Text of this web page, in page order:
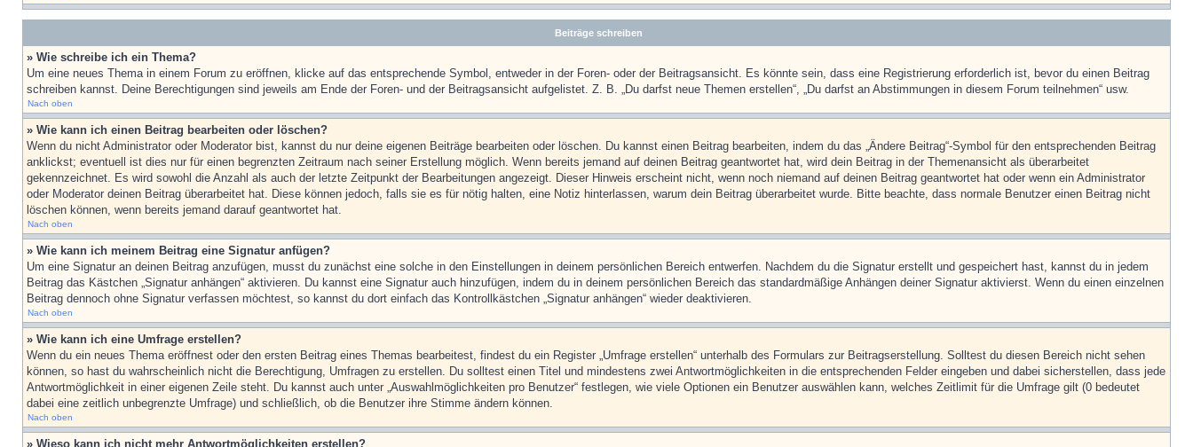
Beiträge schreiben
» Wie schreibe ich ein Thema?
Um eine neues Thema in einem Forum zu eröffnen, klicke auf das entsprechende Symbol, entweder in der Foren- oder der Beitragsansicht. Es könnte sein, dass eine Registrierung erforderlich ist, bevor du einen Beitrag
schreiben kannst. Deine Berechtigungen sind jeweils am Ende der Foren- und der Beitragsansicht aufgelistet. Z. B. „Du darfst neue Themen erstellen“, „Du darfst an Abstimmungen in diesem Forum teilnehmen“ usw.
Nach oben
» Wie kann ich einen Beitrag bearbeiten oder löschen?
Wenn du nicht Administrator oder Moderator bist, kannst du nur deine eigenen Beiträge bearbeiten oder löschen. Du kannst einen Beitrag bearbeiten, indem du das „Ändere Beitrag“-Symbol für den entsprechenden Beitrag
anklickst; eventuell ist dies nur für einen begrenzten Zeitraum nach seiner Erstellung möglich. Wenn bereits jemand auf deinen Beitrag geantwortet hat, wird dein Beitrag in der Themenansicht als überarbeitet
gekennzeichnet. Es wird sowohl die Anzahl als auch der letzte Zeitpunkt der Bearbeitungen angezeigt. Dieser Hinweis erscheint nicht, wenn noch niemand auf deinen Beitrag geantwortet hat oder wenn ein Administrator
oder Moderator deinen Beitrag überarbeitet hat. Diese können jedoch, falls sie es für nötig halten, eine Notiz hinterlassen, warum dein Beitrag überarbeitet wurde. Bitte beachte, dass normale Benutzer einen Beitrag nicht
löschen können, wenn bereits jemand darauf geantwortet hat.
Nach oben
» Wie kann ich meinem Beitrag eine Signatur anfügen?
Um eine Signatur an deinen Beitrag anzufügen, musst du zunächst eine solche in den Einstellungen in deinem persönlichen Bereich entwerfen. Nachdem du die Signatur erstellt und gespeichert hast, kannst du in jedem
Beitrag das Kästchen „Signatur anhängen“ aktivieren. Du kannst eine Signatur auch hinzufügen, indem du in deinem persönlichen Bereich das standardmäßige Anhängen deiner Signatur aktivierst. Wenn du einen einzelnen
Beitrag dennoch ohne Signatur verfassen möchtest, so kannst du dort einfach das Kontrollkästchen „Signatur anhängen“ wieder deaktivieren.
Nach oben
» Wie kann ich eine Umfrage erstellen?
Wenn du ein neues Thema eröffnest oder den ersten Beitrag eines Themas bearbeitest, findest du ein Register „Umfrage erstellen“ unterhalb des Formulars zur Beitragserstellung. Solltest du diesen Bereich nicht sehen
können, so hast du wahrscheinlich nicht die Berechtigung, Umfragen zu erstellen. Du solltest einen Titel und mindestens zwei Antwortmöglichkeiten in die entsprechenden Felder eingeben und dabei sicherstellen, dass jede
Antwortmöglichkeit in einer eigenen Zeile steht. Du kannst auch unter „Auswahlmöglichkeiten pro Benutzer“ festlegen, wie viele Optionen ein Benutzer auswählen kann, welches Zeitlimit für die Umfrage gilt (0 bedeutet
dabei eine zeitlich unbegrenzte Umfrage) und schließlich, ob die Benutzer ihre Stimme ändern können.
Nach oben
» Wieso kann ich nicht mehr Antwortmöglichkeiten erstellen?